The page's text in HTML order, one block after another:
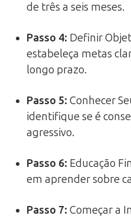
de três a seis meses.
Passo 4: Definir
estabeleça metas
longo prazo.
Passo 5: Conhecer
identifique se é
agressivo.
Passo 6: Educação
em aprender sobre
Passo 7: Começar a